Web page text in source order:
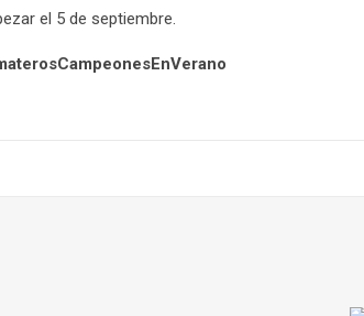
el 5 de septiembre.